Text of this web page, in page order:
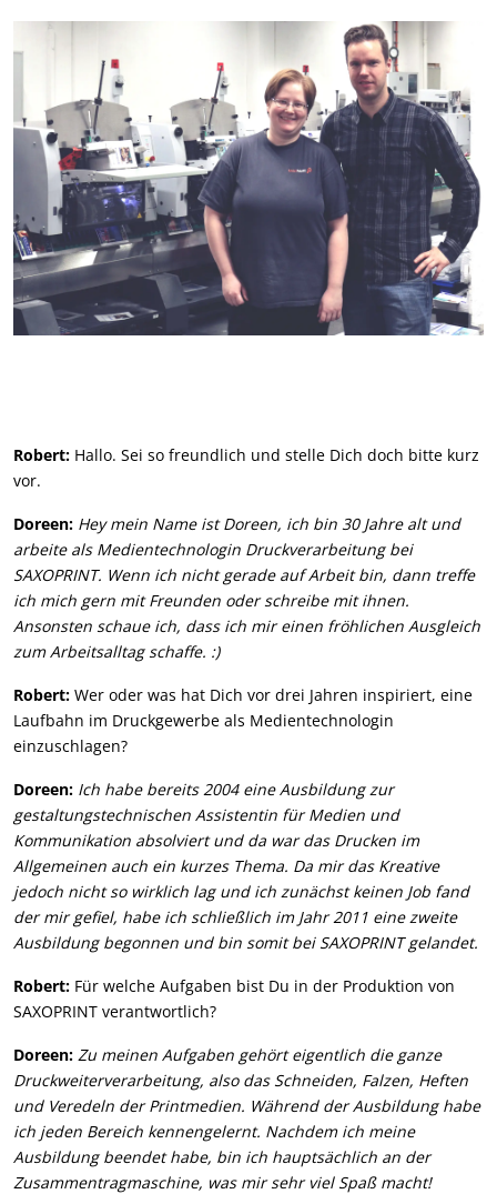
Robert: Hallo. Sei so freundlich und stelle Dich doch bitte kurz
vor.
Doreen: Hey mein Name ist Doreen, ich bin 30 Jahre alt und
arbeite als Medientechnologin Druckverarbeitung bei
SAXOPRINT. Wenn ich nicht gerade auf Arbeit bin, dann treffe
ich mich gern mit Freunden oder schreibe mit ihnen.
Ansonsten schaue ich, dass ich mir einen fröhlichen Ausgleich
zum Arbeitsalltag schaffe. :)
Robert: Wer oder was hat Dich vor drei Jahren inspiriert, eine
Laufbahn im Druckgewerbe als Medientechnologin
einzuschlagen?
Doreen: Ich habe bereits 2004 eine Ausbildung zur
gestaltungstechnischen Assistentin für Medien und
Kommunikation absolviert und da war das Drucken im
Allgemeinen auch ein kurzes Thema. Da mir das Kreative
jedoch nicht so wirklich lag und ich zunächst keinen Job fand
der mir gefiel, habe ich schließlich im Jahr 2011 eine zweite
Ausbildung begonnen und bin somit bei SAXOPRINT gelandet.
Robert: Für welche Aufgaben bist Du in der Produktion von
SAXOPRINT verantwortlich?
Doreen: Zu meinen Aufgaben gehört eigentlich die ganze
Druckweiterverarbeitung, also das Schneiden, Falzen, Heften
und Veredeln der Printmedien. Während der Ausbildung habe
ich jeden Bereich kennengelernt. Nachdem ich meine
Ausbildung beendet habe, bin ich hauptsächlich an der
Zusammentragmaschine, was mir sehr viel Spaß macht!